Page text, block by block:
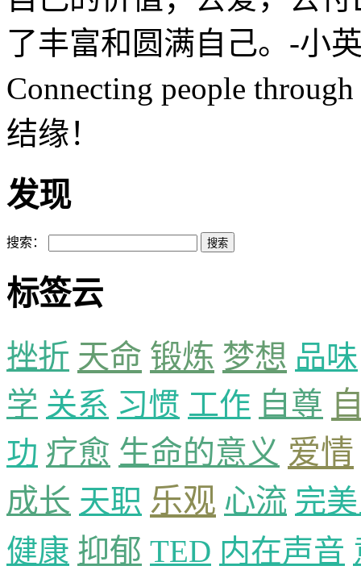
了丰富和圆满自己。-小
Connecting people
结缘！
发现
搜索：
标签云
挫折 天命 锻炼 梦想 品味
学 关系 习惯 工作 自尊
功 疗愈 生命的意义 爱情
成长 天职 乐观 心流 完
健康 抑郁 TED 内在声音